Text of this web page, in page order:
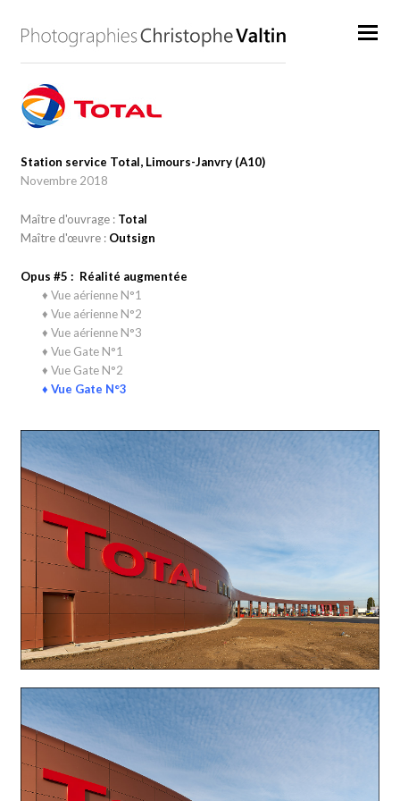
Station service Total, Limours-Janvry (A10)
Novembre 2018
Maître d'ouvrage : Total
Maître d'œuvre : Outsign
Opus #5 : Réalité augmentée
♦ Vue aérienne N°1
♦ Vue aérienne N°2
♦ Vue aérienne N°3
♦ Vue Gate N°1
♦ Vue Gate N°2
♦ Vue Gate N°3